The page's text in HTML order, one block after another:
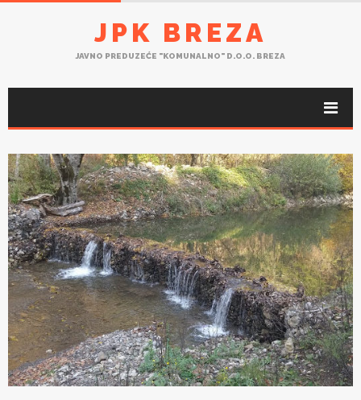
JPK BREZA
JAVNO PREDUZEĆE "KOMUNALNO" D.O.O. BREZA